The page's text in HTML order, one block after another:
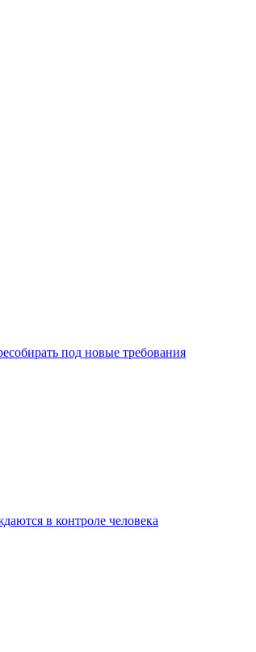
под новые требования
в контроле человека